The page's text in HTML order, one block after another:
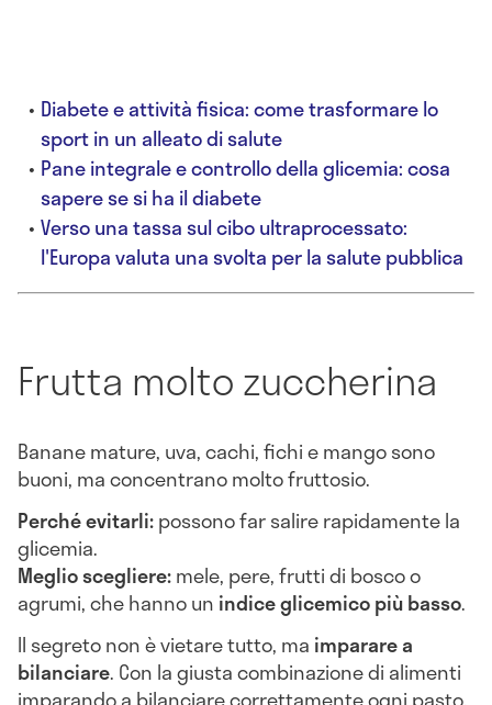
Diabete e attività fisica: come trasformare lo
sport in un alleato di salute
Pane integrale e controllo della glicemia: cosa
sapere se si ha il diabete
Verso una tassa sul cibo ultraprocessato:
l'Europa valuta una svolta per la salute pubblica
Frutta molto zuccherina
Banane mature, uva, cachi, fichi e mango sono
buoni, ma concentrano molto fruttosio.
Perché evitarli:possono far salire rapidamente la
glicemia.
Meglio scegliere:mele, pere, frutti di bosco o
agrumi, che hanno un indice glicemico più basso.
Il segreto non è vietare tutto, ma imparare a
bilanciare. Con la giusta combinazione di alimenti